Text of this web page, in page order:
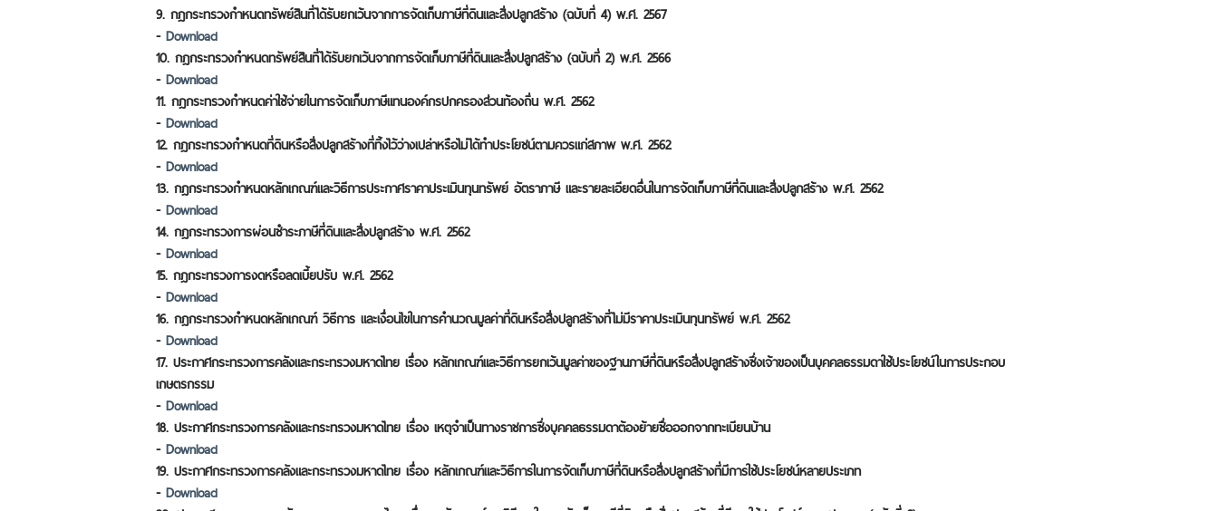
9. กฎกระทรวงกำหนดทรัพย์สินที่ได้รับยกเว้นจากการจัดเก็บภาษีที่ดินและสิ่งปลูกสร้าง (ฉบับที่ 4) พ.ศ. 2567
- Download
10. กฎกระทรวงกำหนดทรัพย์สินที่ได้รับยกเว้นจากการจัดเก็บภาษีที่ดินและสิ่งปลูกสร้าง (ฉบับที่ 2) พ.ศ. 2566
- Download
11. กฎกระทรวงกำหนดค่าใช้จ่ายในการจัดเก็บภาษีแทนองค์กรปกครองส่วนท้องถิ่น พ.ศ. 2562​
- Download
12. กฎกระทรวงกำหนดที่ดินหรือสิ่งปลูกสร้างที่ทิ้งไว้ว่างเปล่าหรือไม่ได้ทำประโยชน์ตามควรแก่สภาพ พ.ศ. 2562
- Download
13. กฎกระทรวงกำหนดหลักเกณฑ์และวิธีการประกาศราคาประเมินทุนทรัพย์ อัตราภาษี และรายละเอียดอื่นในการจัดเก็บภาษีที่ดินและสิ่งปลูกสร้าง พ.ศ. 2562​​
- Download
14. กฎกระทรวงการผ่อนชำระภาษีที่ดินและสิ่งปลูกสร้าง พ.ศ. 2562​
- Download
15. กฎกระทรวงการงดหรือลดเบี้ยปรับ พ.ศ. 2562​
- Download
16. กฎกระทรวงกำหนดหลักเกณฑ์ วิธีการ และเงื่อนไขในการคำนวณมูลค่าที่ดินหรือสิ่งปลูกสร้างที่ไม่มีราคาประเมินทุนทรัพย์ พ.ศ. 2562​
- Download
17. ประกาศกระทรวงการคลังและกระทรวงมหาดไทย เรื่อง หลักเกณฑ์และวิธีการยกเว้นมูลค่าของฐานภาษีที่ดินหรือสิ่งปลูกสร้างซึ่งเจ้าของเป็นบุคคลธรรมดาใช้ประโยชน์ในการประกอบ
เกษตรกรรม​
- Download
18. ประกาศกระทรวงการคลังและกระทรวงมหาดไทย เรื่อง เหตุจำเป็นทางราชการซึ่งบุคคลธรรมดาต้องย้ายชื่อออกจากทะเบียนบ้าน​
- Download
19. ประกาศกระทรวงการคลังและกระทรวงมหาดไทย เรื่อง หลักเกณฑ์และวิธีการในการจัดเก็บภาษีที่ดินหรือสิ่งปลูกสร้างที่มีการใช้ประโยชน์หลายประเภท​
- Download